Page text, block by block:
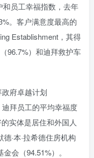
员工幸福指数，去年
。客户满意度最高的
Establishment，其得
96.7%）和迪拜救护车
府卓越计划
迪拜员工的平均幸福度
实体是居住和外国人
·本·拉希德住房机构
会（94.51%）。